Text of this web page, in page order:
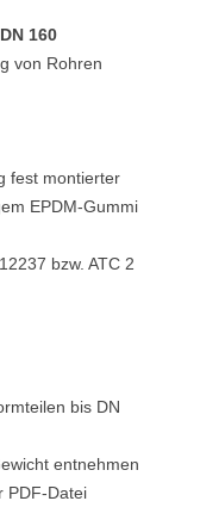
160
von Rohren
fest montierter
EPDM-Gummi
bzw. ATC 2
bis DN
entnehmen
PDF-Datei